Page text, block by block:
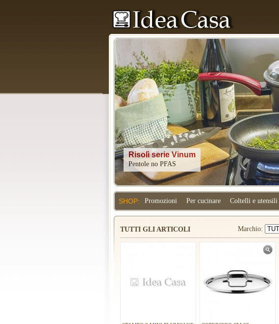
Kitchenaid
SHOP: Promozioni Per cucinare Coltelli e utensili
TUTTI GLI ARTICOLI Marchio: